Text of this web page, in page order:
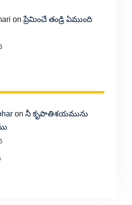
onప్రేమించే తండ్రి ఏముంది
on నీ కృపాతిశయమును